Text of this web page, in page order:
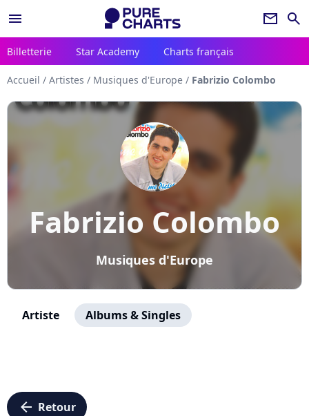
menu newsletter search
Billetterie Star Academy Charts français
Accueil / Artistes / Musiques d'Europe / Fabrizio Colombo
Fabrizio Colombo
Musiques d'Europe
Artiste Albums & Singles
arrow_left Retour